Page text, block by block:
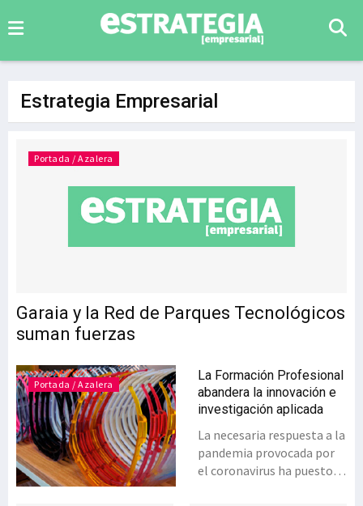
Estrategia Empresarial
Garaia y la Red de Parques Tecnológicos
suman fuerzas
Portada / Azalera
Portada / Azalera
La Formación Profesional
abandera la innovación e
investigación aplicada
La necesaria respuesta a la
pandemia provocada por
el coronavirus ha puesto